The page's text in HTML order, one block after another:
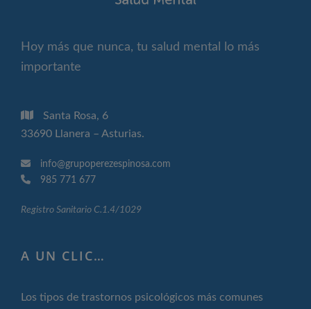
Hoy más que nunca, tu salud mental lo más
importante
Santa Rosa, 6
33690 Llanera – Asturias.
info@grupoperezespinosa.com
985 771 677
Registro Sanitario C.1.4/1029
A UN CLIC…
Los tipos de trastornos psicológicos más comunes